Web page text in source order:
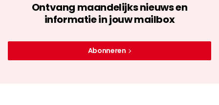
Ontvang maandelijks nieuws en
informatie in jouw mailbox
Abonneren